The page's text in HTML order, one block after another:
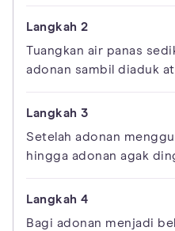
Tuangkan air panas
adonan sambil diaduk
Setelah adonan
hingga adonan agak
Bagi adonan menjadi